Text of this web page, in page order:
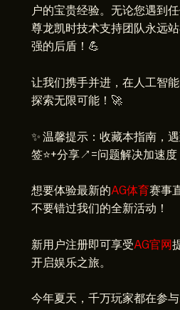
户的宝贵经验。无论您遇到
尊龙凯时技术支持团队永远
强的后盾！💪
让我们携手并进，在人工智
探索无限可能！🚀
✨ 温馨提示：收藏本指南，
签⭐+分享↗️=问题解决加速度
想要体验最新的AG体育赛事
不要错过我们的全新活动！
新用户注册即可享受AG官网
开启娱乐之旅。
今年夏天，千万玩家都在参与